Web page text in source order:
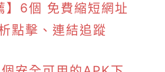
】6個 免費縮短網址
點擊、連結追蹤